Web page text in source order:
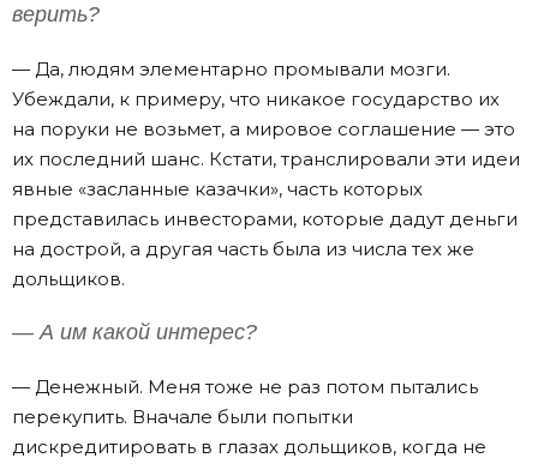
верить?
— Да, людям элементарно промывали мозги.
Убеждали, к примеру, что никакое государство их
на поруки не возьмет, а мировое соглашение — это
их последний шанс. Кстати, транслировали эти идеи
явные «засланные казачки», часть которых
представилась инвесторами, которые дадут деньги
на дострой, а другая часть была из числа тех же
дольщиков.
— А им какой интерес?
— Денежный. Меня тоже не раз потом пытались
перекупить. Вначале были попытки
дискредитировать в глазах дольщиков, когда не